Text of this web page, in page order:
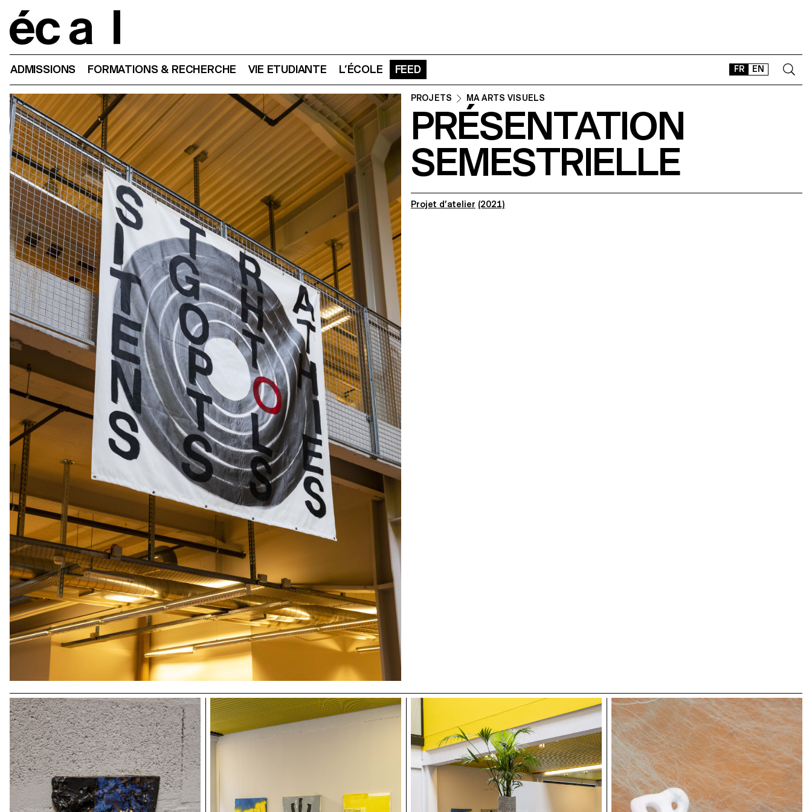
FR EN
ADMISSIONS FORMATIONS & RECHERCHE VIE ETUDIANTE L’ÉCOLE FEED
Instagram
Facebook
LinkedIn
Vimeo
PROJETS MA ARTS VISUELS
PRÉSENTATION
SEMESTRIELLE
Projet d’atelier (2021)